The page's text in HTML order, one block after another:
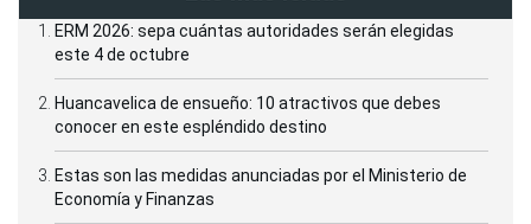
ERM 2026: sepa cuántas autoridades serán elegidas
este 4 de octubre
Huancavelica de ensueño: 10 atractivos que debes
conocer en este espléndido destino
Estas son las medidas anunciadas por el Ministerio de
Economía y Finanzas